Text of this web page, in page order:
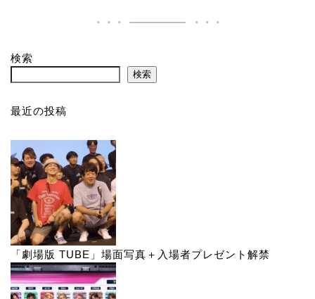
検索
検索
最近の投稿
「劇場版 TUBE」場面写真＋入場者プレゼント解禁